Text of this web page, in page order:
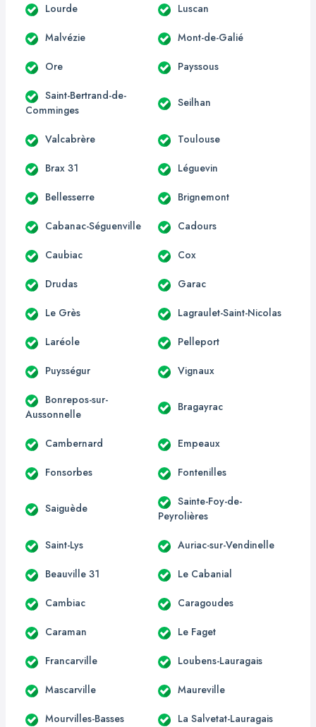
Lourde Luscan
Malvézie Mont-de-Galié
Ore Payssous
Saint-Bertrand-de-
Comminges
Seilhan
Valcabrère Toulouse
Brax 31 Léguevin
Bellesserre Brignemont
Cabanac-Séguenville Cadours
Caubiac Cox
Drudas Garac
Le Grès Lagraulet-Saint-Nicolas
Laréole Pelleport
Puysségur Vignaux
Bonrepos-sur-
Aussonnelle
Bragayrac
Cambernard Empeaux
Fonsorbes Fontenilles
Saiguède
Sainte-Foy-de-
Peyrolières
Saint-Lys Auriac-sur-Vendinelle
Beauville 31 Le Cabanial
Cambiac Caragoudes
Caraman Le Faget
Francarville Loubens-Lauragais
Mascarville Maureville
Mourvilles-Basses La Salvetat-Lauragais